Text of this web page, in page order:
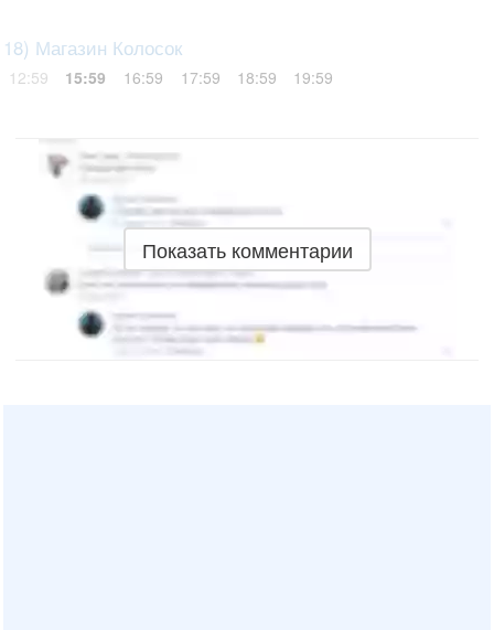
18) Магазин Колосок
12:59 15:59 16:59 17:59 18:59 19:59
Показать комментарии